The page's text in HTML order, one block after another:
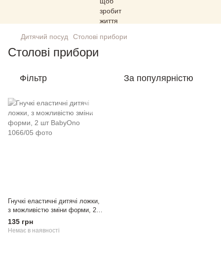
Дитячий посуд Столові прибори
Столові прибори
Фільтр За популярністю
Гнучкі еластичні дитячі ложки,
з можливістю зміни форми, 2
шт BabyOno
135 грн
Немає в наявності